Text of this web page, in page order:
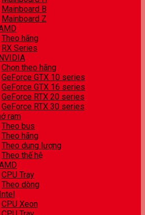
Mainboard B
Mainboard Z
Theo hãng
RX Series
Chọn theo hãng
GeForce GTX 10 series
GeForce GTX 16 series
GeForce RTX 20 series
GeForce RTX 30 series
ram
Theo bus
Theo hãng
Theo dung lượng
Theo thế hệ
CPU Tray
Theo dòng
CPU Xeon